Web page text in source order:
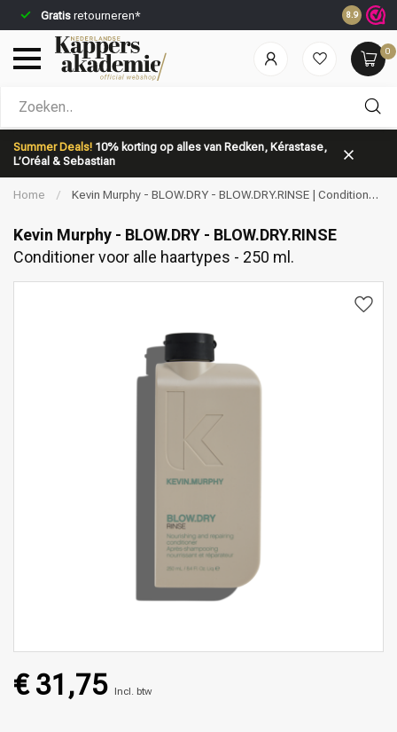
Gratis retourneren* Voor
8.9
0
Summer Deals! 10% korting op alles van Redken, Kérastase,
L’Oréal & Sebastian
Welke categorie ben jij naar op zoek?
Merken Haarverzorging
Home /
Kevin Murphy - BLOW.DRY - BLOW.DRY.RINSE | Conditioner
Kevin Murphy - BLOW.DRY - BLOW.DRY.RINSE
Conditioner voor alle haartypes - 250 ml.
€ 31,75 Incl. btw